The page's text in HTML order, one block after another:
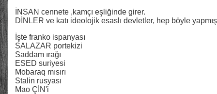
İNSAN cennete ,kamçı eşliğinde girer.
DİNLER ve katı ideolojik esaslı devletler, hep böyle
İşte franko ispanyası
SALAZAR portekizi
Saddam ırağı
ESED suriyesi
Mobaraq mısırı
Stalin rusyası
Mao ÇİN'i